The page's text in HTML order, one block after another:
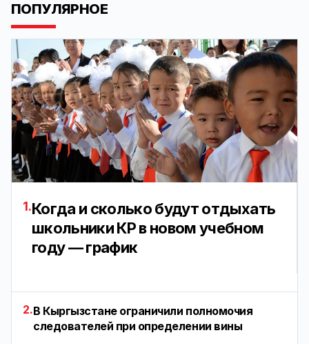
ПОПУЛЯРНОЕ
1.Когда и сколько будут отдыхать
школьники КР в новом учебном
году — график
2.В Кыргызстане ограничили полномочия
следователей при определении вины